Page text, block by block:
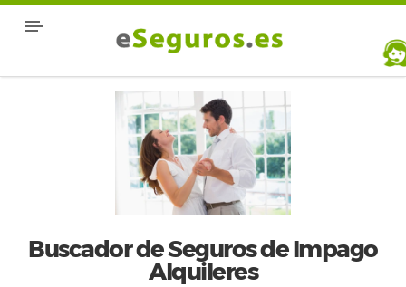
Buscador de Seguros de Impago
Alquileres